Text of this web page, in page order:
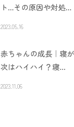
ト…その原因や対処…
2023.05.16
赤ちゃんの成長｜寝
次はハイハイ？寝…
2023.11.06